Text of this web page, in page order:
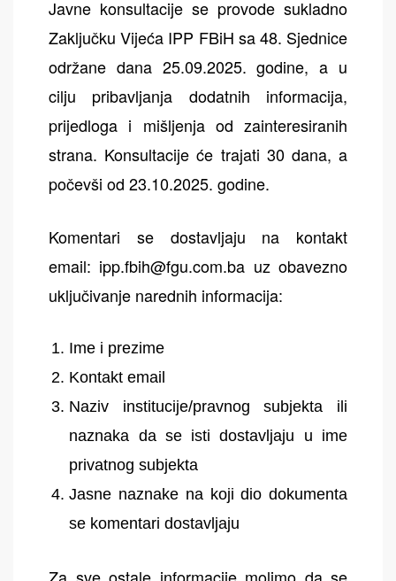
Javne konsultacije se provode sukladno
Zaključku Vijeća IPP FBiH sa 48. Sjednice
održane dana 25.09.2025. godine, a u
cilju pribavljanja dodatnih informacija,
prijedloga i mišljenja od zainteresiranih
strana. Konsultacije će trajati 30 dana, a
počevši od 23.10.2025. godine.
Komentari se dostavljaju na kontakt
email: ipp.fbih@fgu.com.ba uz obavezno
uključivanje narednih informacija:
Ime i prezime
Kontakt email
Naziv institucije/pravnog subjekta ili
naznaka da se isti dostavljaju u ime
privatnog subjekta
Jasne naznake na koji dio dokumenta
se komentari dostavljaju